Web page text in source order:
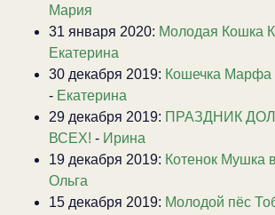
Мария
31 января 2020: Молодая Кошка
Екатерина
30 декабря 2019: Кошечка Марфа
- Екатерина
29 декабря 2019: ПРАЗДНИК
ВСЕХ! - Ирина
19 декабря 2019: Котенок Мушка
Ольга
15 декабря 2019: Молодой пёс